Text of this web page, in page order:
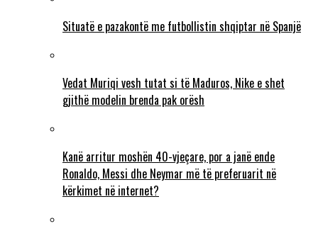
Situatë e pazakontë me futbollistin shqiptar në Spanjë
Vedat Muriqi vesh tutat si të Maduros, Nike e shet
gjithë modelin brenda pak orësh
Kanë arritur moshën 40-vjeçare, por a janë ende
Ronaldo, Messi dhe Neymar më të preferuarit në
kërkimet në internet?